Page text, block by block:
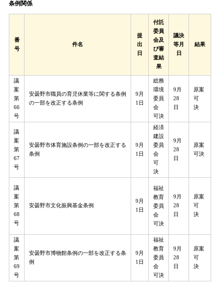
条例関係​
番
号
件名
提
出
日
付託
委員
会及
び審
査結
果
議決
等月
日
結果
議
案
第
66
号
安曇野市職員の育児休業等に関する条例
の一部を改正する条例
9月
1日
総務
環境
委員
会
可決
9月
28
日
原案
可
決
議
案
第
67
号
安曇野市体育施設条例の一部を改正する
条例
9月
1日
経済
建設
委員
会
可
決
9月
28
日
原案
可決
議
案
第
68
号
安曇野市文化振興基金条例
9月
1日
福祉
教育
委員
会
可決
9月
28
日
原案
可
決
議
案
第
69
号
安曇野市博物館条例の一部を改正する条
例
9月
1日
福祉
教育
委員
会
可決
9月
28
日
原案
可
決